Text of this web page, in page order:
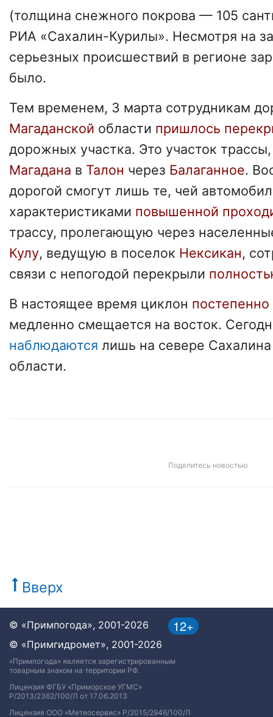
(толщина снежного покрова — 105
РИА «Сахалин-Курилы». Несмотря на
серьезных происшествий в регионе
было.
Тем временем, 3 марта сотрудникам
Магаданской области пришлось
дорожных участка. Это участок
Магадана в Талон через Балаганное.
дорогой смогут лишь те, чей
характеристиками повышенной
трассу, пролегающую через
Кулу, ведущую в поселок Нексикан,
связи с непогодой перекрыли
В настоящее время циклон
медленно смещается на восток.
наблюдаются лишь на севере
области.
Поделитесь новостью
Вверх
12+
© «Примпогода», 2001-2026
© «Примгидромет», 2001-2026
«Примпогода» является зарегистрированным
товарным знаком на территории РФ.
Лицензия ФГБУ «Приморское УГМС»
Р/2013/2362/100/Л от 17.06.2013
Лицензия ООО «Метеосервис» Р/2015/2946/100/Л